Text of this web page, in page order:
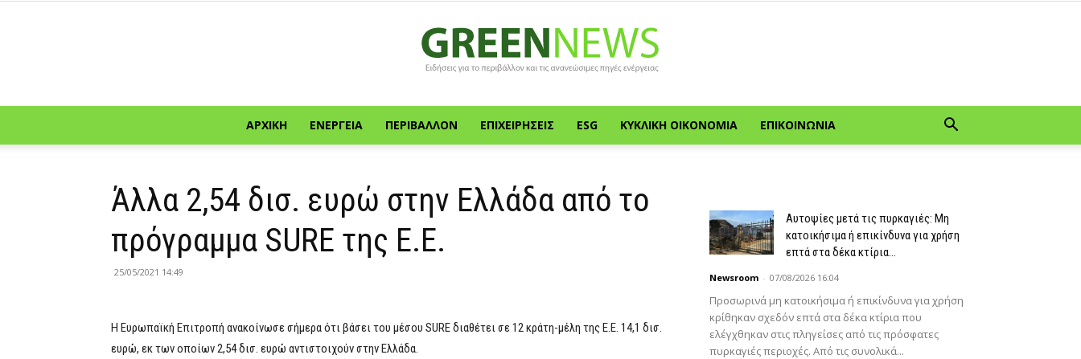
Green
ΑΡΧΙΚΉ ΕΝΈΡΓΕΙΑ ΠΕΡΙΒΆΛΛΟΝ ΕΠΙΧΕΙΡΉΣΕΙΣ ESG ΚΥΚΛΙΚΉ ΟΙΚΟΝΟΜΊΑ ΕΠΙΚΟΙΝΩΝΊΑ
Άλλα 2,54 δισ. ευρώ στην Ελλάδα από το
πρόγραμμα SURE της Ε.Ε.
25/05/2021 14:49
Η Ευρωπαϊκή Επιτροπή ανακοίνωσε σήμερα ότι βάσει του μέσου SURE διαθέτει σε 12 κράτη-μέλη της Ε.Ε. 14,1 δισ.
ευρώ, εκ των οποίων 2,54 δισ. ευρώ αντιστοιχούν στην Ελλάδα.
Αυτοψίες μετά τις πυρκαγιές: Μη
κατοικήσιμα ή επικίνδυνα για χρήση
επτά στα δέκα κτίρια...
Newsroom - 07/08/2026 16:04
Προσωρινά μη κατοικήσιμα ή επικίνδυνα για χρήση
κρίθηκαν σχεδόν επτά στα δέκα κτίρια που
ελέγχθηκαν στις πληγείσες από τις πρόσφατες
πυρκαγιές περιοχές. Από τις συνολικά...